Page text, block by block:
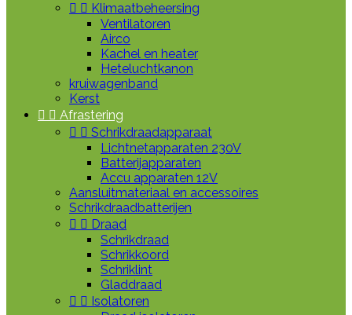
  Klimaatbeheersing
Ventilatoren
Airco
Kachel en heater
Heteluchtkanon
kruiwagenband
Kerst
  Afrastering
  Schrikdraadapparaat
Lichtnetapparaten 230V
Batterijapparaten
Accu apparaten 12V
Aansluitmateriaal en accessoires
Schrikdraadbatterijen
  Draad
Schrikdraad
Schrikkoord
Schriklint
Gladdraad
  Isolatoren